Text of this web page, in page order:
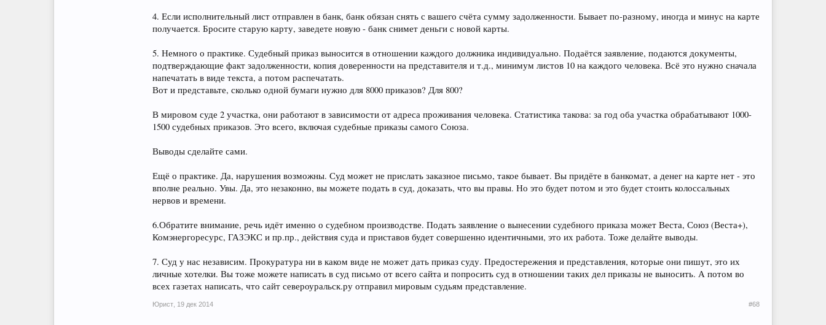
4. Если исполнительный лист отправлен в банк, банк обязан снять с вашего счёта сумму задолженности. Бывает по-разному, иногда и минус на карте
получается. Бросите старую карту, заведете новую - банк снимет деньги с новой карты.
5. Немного о практике. Судебный приказ выносится в отношении каждого должника индивидуально. Подаётся заявление, подаются документы,
подтверждающие факт задолженности, копия доверенности на представителя и т.д., минимум листов 10 на каждого человека. Всё это нужно сначала
напечатать в виде текста, а потом распечатать.
Вот и представьте, сколько одной бумаги нужно для 8000 приказов? Для 800?
В мировом суде 2 участка, они работают в зависимости от адреса проживания человека. Статистика такова: за год оба участка обрабатывают 1000-
1500 судебных приказов. Это всего, включая судебные приказы самого Союза.
Выводы сделайте сами.
Ещё о практике. Да, нарушения возможны. Суд может не прислать заказное письмо, такое бывает. Вы придёте в банкомат, а денег на карте нет - это
вполне реально. Увы. Да, это незаконно, вы можете подать в суд, доказать, что вы правы. Но это будет потом и это будет стоить колоссальных
нервов и времени.
6.Обратите внимание, речь идёт именно о судебном производстве. Подать заявление о вынесении судебного приказа может Веста, Союз (Веста+),
Комэнергоресурс, ГАЗЭКС и пр.пр., действия суда и приставов будет совершенно идентичными, это их работа. Тоже делайте выводы.
7. Суд у нас независим. Прокуратура ни в каком виде не может дать приказ суду. Предостережения и представления, которые они пишут, это их
личные хотелки. Вы тоже можете написать в суд письмо от всего сайта и попросить суд в отношении таких дел приказы не выносить. А потом во
всех газетах написать, что сайт североуральск.ру отправил мировым судьям представление.
Юрист 19 дек 2014 #68